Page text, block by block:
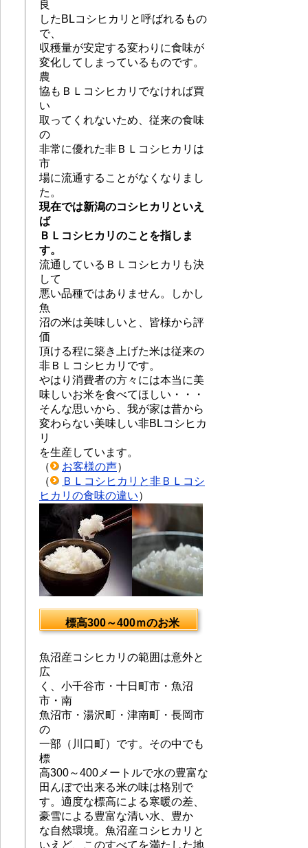
良
したBLコシヒカリと呼ばれるもの
で、
収穫量が安定する変わりに食味が
変化してしまっているものです。
農
協もＢＬコシヒカリでなければ買
い
取ってくれないため、従来の食味
の
非常に優れた非ＢＬコシヒカリは
市
場に流通することがなくなりまし
た。
現在では新潟のコシヒカリといえ
ば
ＢＬコシヒカリのことを指しま
す。
流通しているＢＬコシヒカリも決
して
悪い品種ではありません。しかし
魚
沼の米は美味しいと、皆様から評
価
頂ける程に築き上げた米は従来の
非ＢＬコシヒカリです。
やはり消費者の方々には本当に美
味しいお米を食べてほしい・・・
そんな思いから、我が家は昔から
変わらない美味しい非BLコシヒカ
リ
を生産しています。
（
お客様の声）
（
ＢＬコシヒカリと非ＢＬコシ
ヒカリの食味の違い）
標高300～400ｍのお米
魚沼産コシヒカリの範囲は意外と
広
く、小千谷市・十日町市・魚沼
市・南
魚沼市・湯沢町・津南町・長岡市
の
一部（川口町）です。その中でも
標
高300～400メートルで水の豊富な
田んぼで出来る米の味は格別で
す。適度な標高による寒暖の差、
豪雪による豊富な清い水、豊か
な自然環境。魚沼産コシヒカリと
いえど、このすべてを満たした地